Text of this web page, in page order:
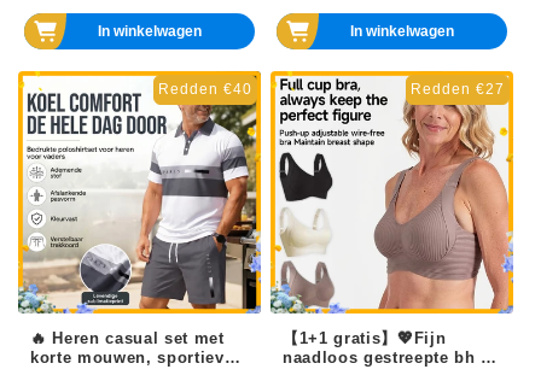
prijs
In winkelwagen
prijs
In winkelwagen
Redden €40
🔥 Heren casual set met
korte mouwen, sportieve
Redden €27
【1+1 gratis】💖Fijn
naadloos gestreepte bh –